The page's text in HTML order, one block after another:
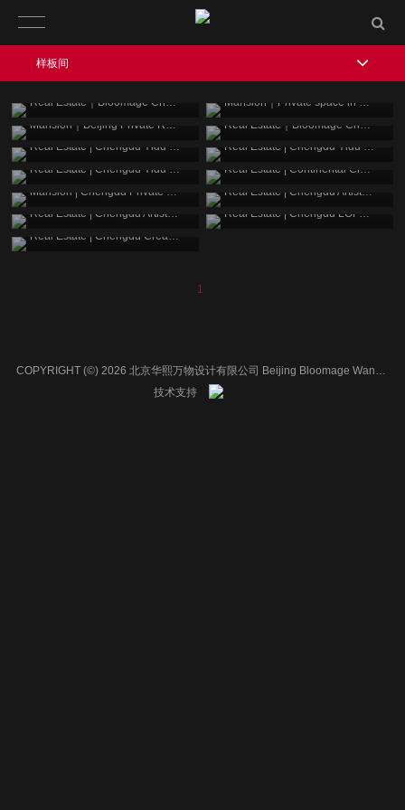
地产｜华熙成都528艺术村 御都
Real Estate｜Bloomage Chengdu 528 Art Village Royal Capital
大宅｜北京私人空间
Mansion｜Private space in Beijing
大宅｜北京私宅住宅
Mansion｜Beijing Private Residence
地产｜华熙成都528艺术村 御都
Real Estate｜Bloomage Chengdu 528 Art Village Royal Capital
地产 | 成都颐都样板间
Real Estate | Chengdu Yidu Model Room
地产 | 成都颐都样板间
Real Estate | Chengdu Yidu Model Room
地产 | 成都颐都样板间
Real Estate | Chengdu Yidu Model Room
地产 | 欧陆经典现场
Real Estate | Continental Classic Live
大宅 | 成都私宅住宅 地产 | 成都艺术家青年公寓大户型
地产 | 成都艺术家青年公寓小户型
Real Estate | Chengdu Artist Youth Apartment Small Unit
地产 | 成都LOFT样板间
Real Estate | Chengdu LOFT Model Room
地产 | 成都奶油风私宅
Real Estate | Chengdu Creamy Breeze Private Residence
1
COPYRIGHT (©) 2026 北京华熙万物设计有限公司 Beijing Bloomage WanWU Design Co.,LTD.
技术支持
样板间